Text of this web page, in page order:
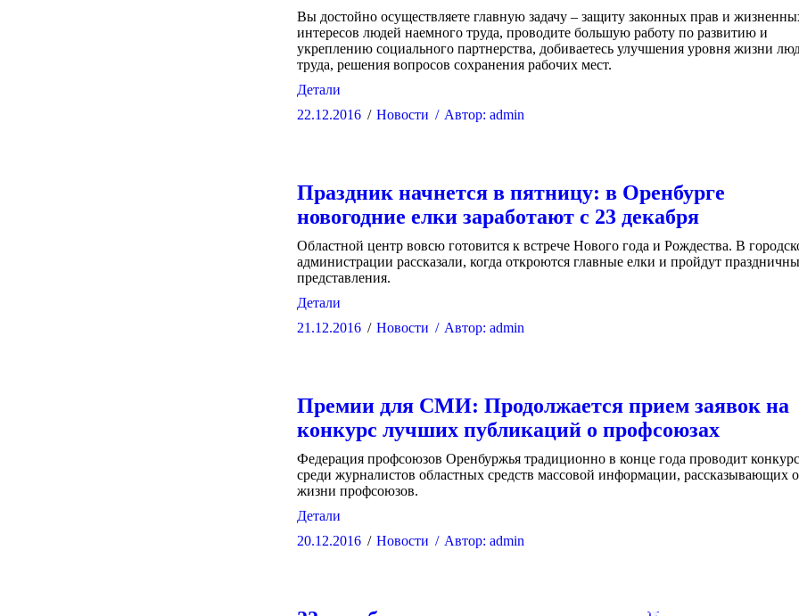
Вы достойно осуществляете главную задачу – защиту законных прав и
интересов людей наемного труда, проводите большую работу по развитию и
укреплению социального партнерства, добиваетесь улучшения уровня жизни
труда, решения вопросов сохранения рабочих мест.
Детали
22.12.2016
Новости Автор:admin
Праздник начнется в пятницу: в Оренбурге
новогодние елки заработают с 23 декабря
Областной центр вовсю готовится к встрече Нового года и Рождества. В
администрации рассказали, когда откроются главные елки и пройдут
представления.
Детали
21.12.2016
Новости Автор:admin
Премии для СМИ: Продолжается прием заявок на
конкурс лучших публикаций о профсоюзах
Федерация профсоюзов Оренбуржья традиционно в конце года проводит
среди журналистов областных средств массовой информации, рассказывающих о
жизни профсоюзов.
Детали
20.12.2016
Новости Автор:admin